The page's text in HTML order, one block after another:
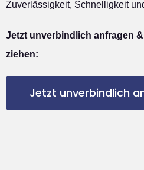
Zuverlässigkeit, Schnelligkeit
Jetzt unverbindlich anfragen
ziehen:
Jetzt unverbindlich